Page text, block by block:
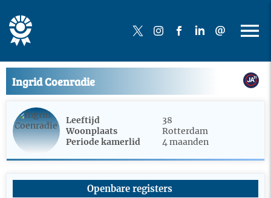
Ingrid Coenradie
Leeftijd
38
Woonplaats
Rotterdam
Periode kamerlid
4 maanden
Openbare registers